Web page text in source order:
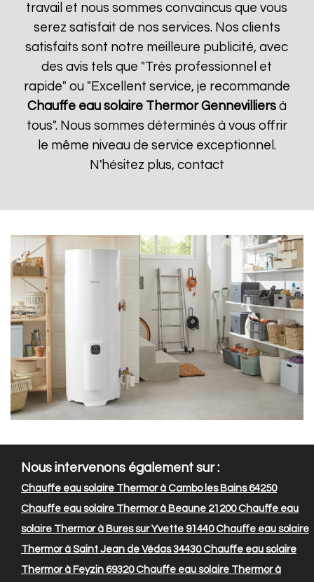
travail et nous sommes convaincus que vous
serez satisfait de nos services. Nos clients
satisfaits sont notre meilleure publicité, avec
des avis tels que "Très professionnel et
rapide" ou "Excellent service, je recommande
Chauffe eau solaire Thermor Gennevilliersà
tous". Nous sommes déterminés à vous offrir
le même niveau de service exceptionnel.
N'hésitez plus, contact
Nous intervenons également sur :
Chauffe eau solaire Thermor à Cambo les Bains 64250
Chauffe eau solaire Thermor à Beaune 21200Chauffe eau
solaire Thermor à Bures sur Yvette 91440Chauffe eau solaire
Thermor à Saint Jean de Védas 34430Chauffe eau solaire
Thermor à Feyzin 69320Chauffe eau solaire Thermor à